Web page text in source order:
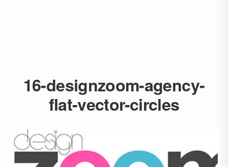
16-designzoom-agency-
flat-vector-circles